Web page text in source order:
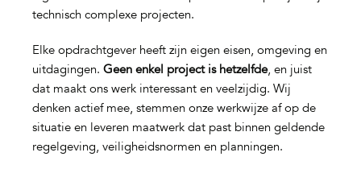
technisch complexe projecten.
Elke opdrachtgever heeft zijn eigen eisen, omgeving en
uitdagingen. Geen enkel project is hetzelfde, en juist
dat maakt ons werk interessant en veelzijdig. Wij
denken actief mee, stemmen onze werkwijze af op de
situatie en leveren maatwerk dat past binnen geldende
regelgeving, veiligheidsnormen en planningen.